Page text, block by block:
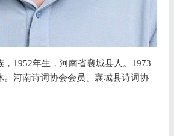
1952年生，河南省襄城县人。 1973
。河南诗词协会会员、襄城县诗词协